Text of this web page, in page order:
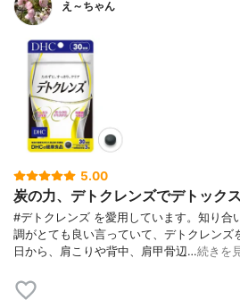
え～ちゃん
5.00
炭の力、デトクレンズでデトック
#デトクレンズ を愛用しています。知り合
調がとても良い言っていて、デトクレンズ
日から、肩こりや背中、肩甲骨辺…続きを